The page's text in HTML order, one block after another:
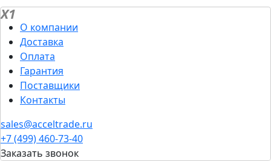
X1
О компании
Доставка
Оплата
Гарантия
Поставщики
Контакты
sales@acceltrade.ru
+7 (499) 460-73-40
Заказать звонок